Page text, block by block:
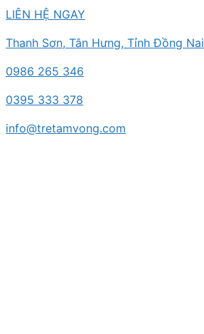
Chuyển
nội
dung
LIÊN HỆ NGAY
Thanh Sơn, Tân Hưng, Tỉnh Đồng Nai
0986 265 346
0395 333 378
info@tretamvong.com